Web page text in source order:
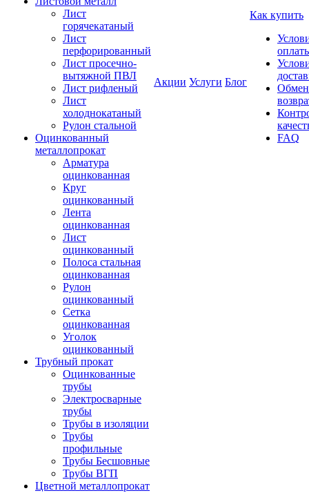
Лист
горячекатаный
Лист
перфорированный
Лист просечно-
вытяжной ПВЛ
Лист рифленый
Лист
холоднокатаный
Рулон стальной
Оцинкованный
металлопрокат
Арматура
оцинкованная
Круг
оцинкованный
Лента
оцинкованная
Лист
оцинкованный
Полоса стальная
оцинкованная
Рулон
оцинкованный
Сетка
оцинкованная
Уголок
оцинкованный
Трубный прокат
Оцинкованные
трубы
Электросварные
трубы
Трубы в изоляции
Трубы
профильные
Трубы Бесшовные
Трубы ВГП
Цветной металлопрокат
Акции Услуги Блог
Как купить
FAQ